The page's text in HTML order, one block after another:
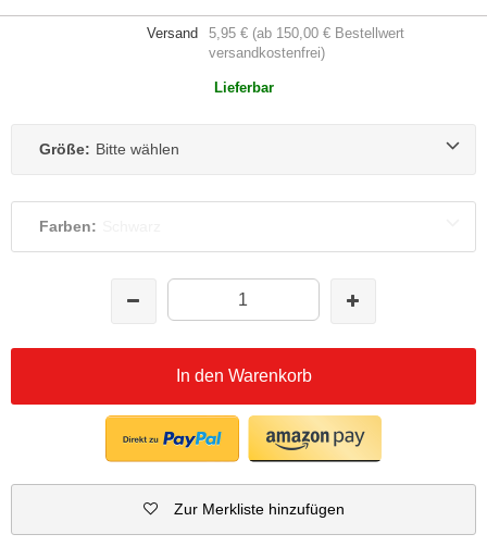
Versand
5,95 € (ab 150,00 € Bestellwert
versandkostenfrei)
Lieferbar
Größe: Bitte wählen
Farben:
In den Warenkorb
Zur Merkliste hinzufügen